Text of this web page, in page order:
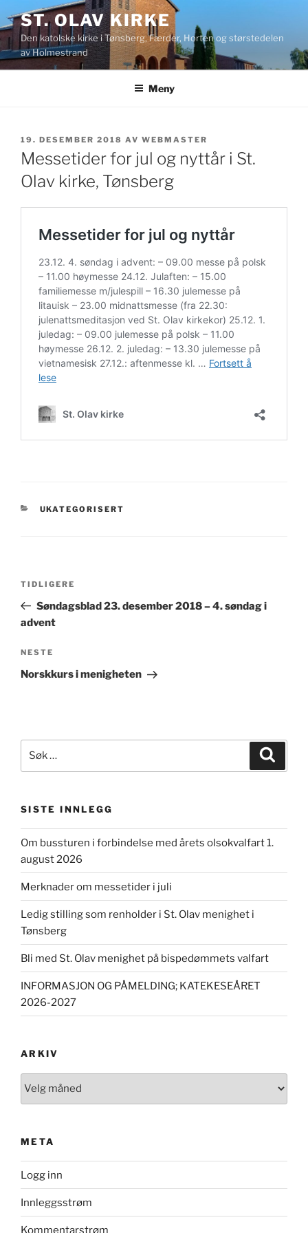
til
innhold
ST. OLAV KIRKE
Den katolske kirke i Tønsberg, Færder, Horten og størstedelen
av Holmestrand
Meny
PUBLISERT
19. DESEMBER 2018 AV WEBMASTER
Messetider for jul og nyttår i St.
Olav kirke, Tønsberg
KATEGORIER
UKATEGORISERT
Forrige
innlegg
TIDLIGERE
Søndagsblad 23. desember 2018 – 4. søndag i
advent
Neste
innlegg
NESTE
Norskkurs i menigheten
etter:
SISTE INNLEGG
Om bussturen i forbindelse med årets olsokvalfart 1.
august 2026
Merknader om messetider i juli
Ledig stilling som renholder i St. Olav menighet i
Tønsberg
Bli med St. Olav menighet på bispedømmets valfart
INFORMASJON OG PÅMELDING; KATEKESEÅRET
2026-2027
ARKIV
META
Logg inn
Innleggsstrøm
Kommentarstrøm